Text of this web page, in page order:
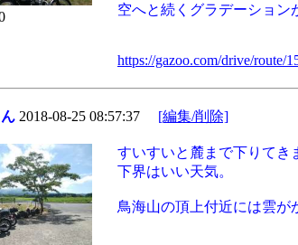
空へと続くグラデーション
https://gazoo.com/drive/route/
2018-08-25 08:57:37 [編集/削除]
すいすいと麓まで下りてき
下界はいい天気。
鳥海山の頂上付近には雲が